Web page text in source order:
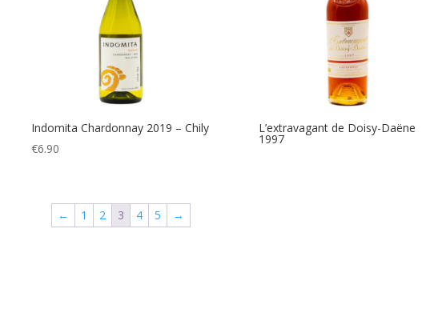
Indomita Chardonnay 2019 – Chily
€6.90
L’extravagant de Doisy-Daëne
1997
← 1 2 3 4 5 →